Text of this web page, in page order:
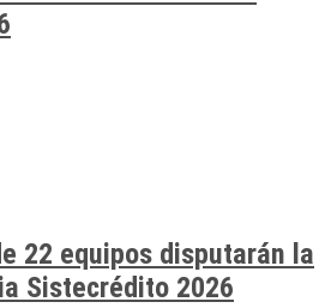
22 equipos disputarán la
Sistecrédito 2026